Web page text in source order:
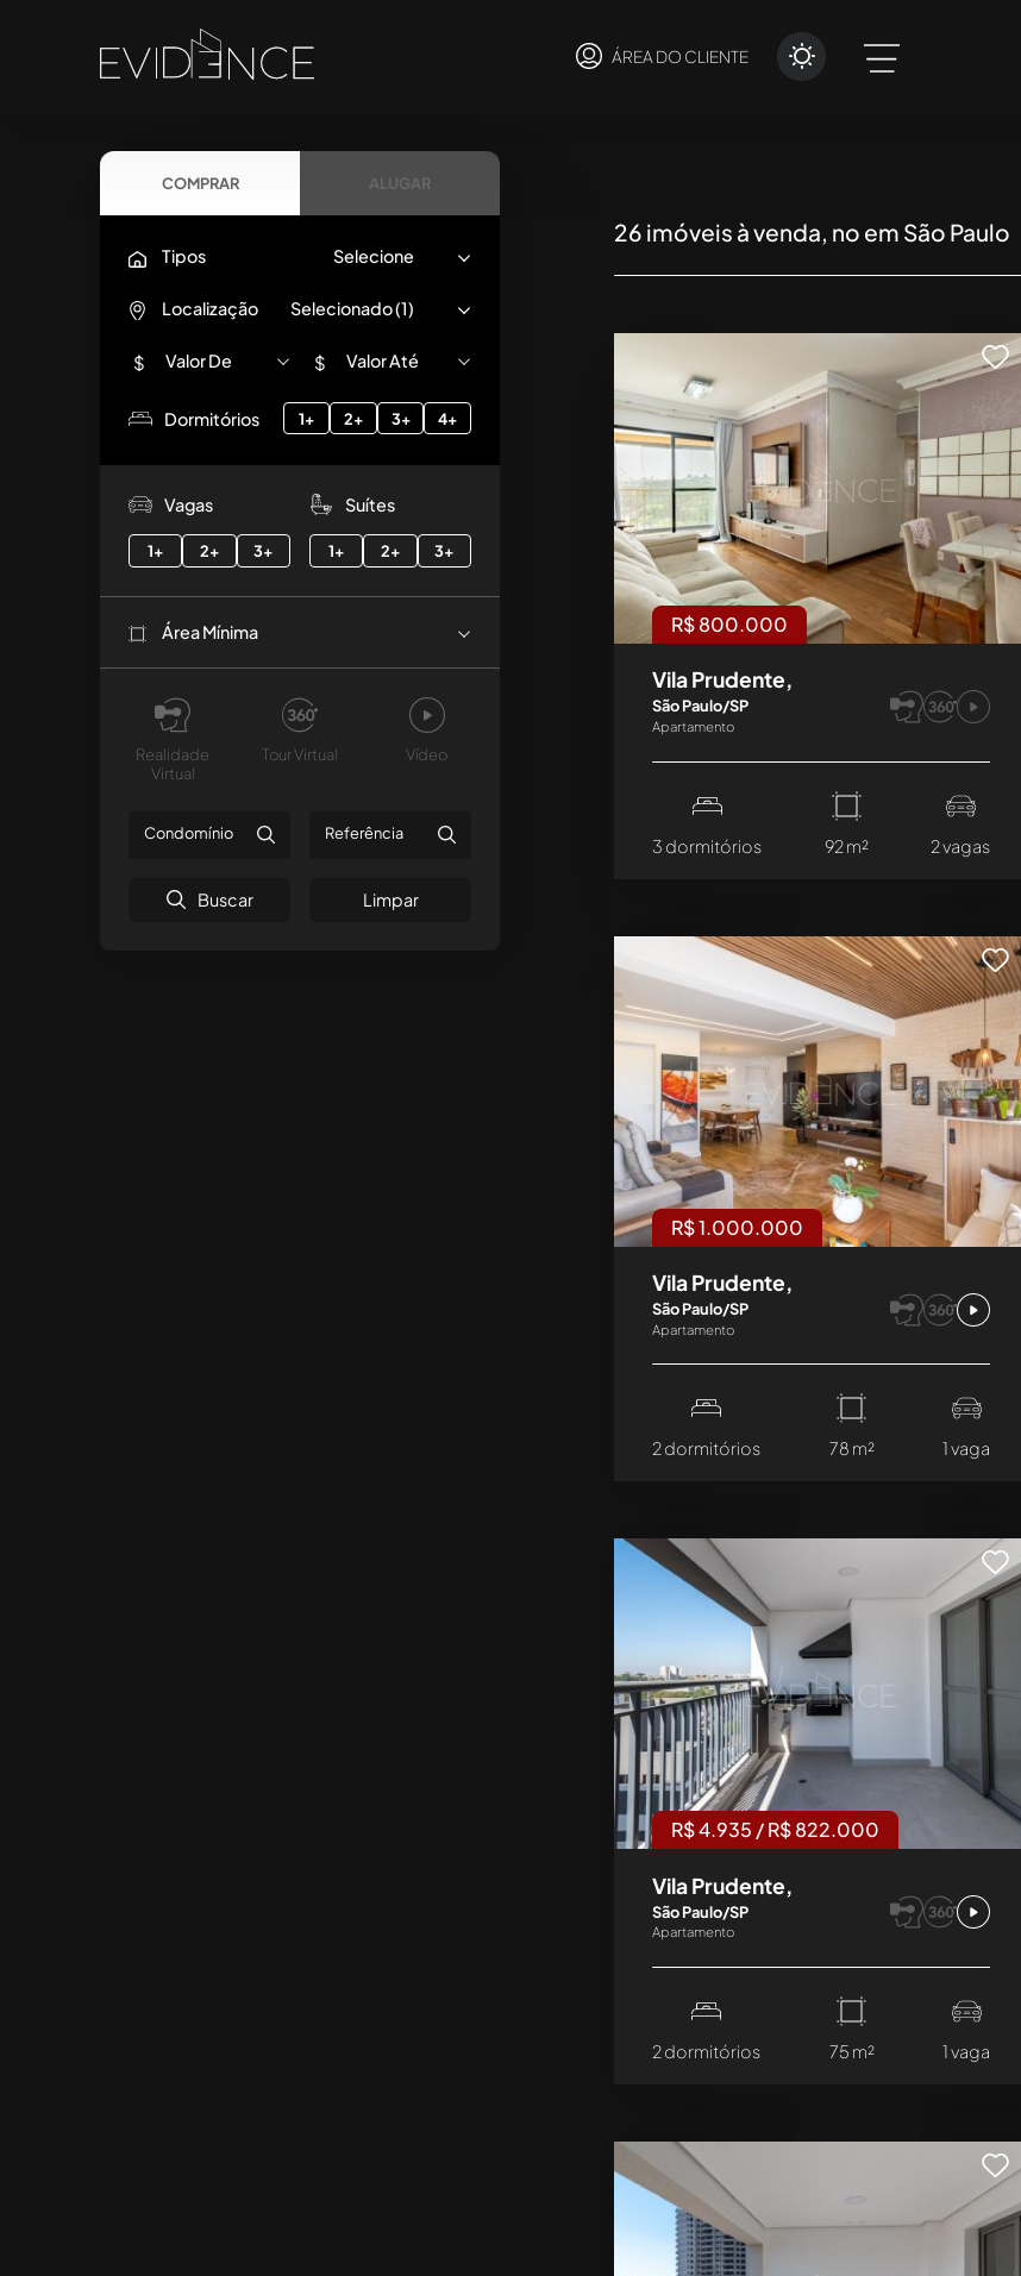
ÁREA DO CLIENTE
COMPRAR ALUGAR
Tipos Selecione
Localização Selecionado (1)
$ Valor De $ Valor Até
Dormitórios 1+ 2+ 3+ 4+
Vagas
1+ 2+ 3+
Suítes
1+ 2+ 3+
Área Mínima
Realidade
Virtual
Tour Virtual Vídeo
Buscar
26 imóveis à venda, no em São Paulo
R$ 800.000
Vila Prudente,
São Paulo/SP
Apartamento
3 dormitórios 92 m² 2 vagas
R$ 1.000.000
Vila Prudente,
São Paulo/SP
Apartamento
2 dormitórios 78 m² 1 vaga
R$ 4.935 / R$ 822.000
Vila Prudente,
São Paulo/SP
Apartamento
2 dormitórios 75 m² 1 vaga